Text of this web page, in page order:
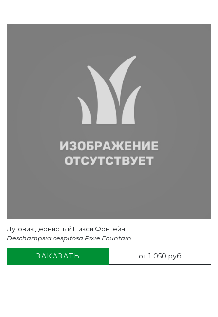
Луговик дернистый Пикси Фонтейн
Deschampsia cespitosa Pixie Fountain
ЗАКАЗАТЬ от 1 050 руб